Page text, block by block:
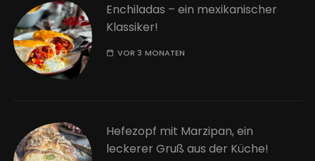
Enchiladas – ein mexikanischer
Klassiker!
VOR 3 MONATEN
Hefezopf mit Marzipan, ein
leckerer Gruß aus der Küche!